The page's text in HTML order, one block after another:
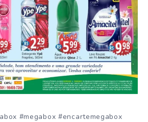
#megabox #encartemegabox